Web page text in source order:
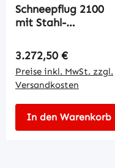
Schneepflug 2100
mit Stahl-
Regulärer Preis:
3.272,50 €
Preise inkl. MwSt. zzgl.
Versandkosten
In den Warenkorb